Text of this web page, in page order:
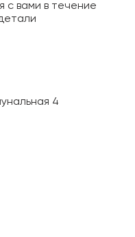
с вами в течение
4